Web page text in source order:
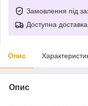
Замовлення під
Доступна доставка
Опис
Опис